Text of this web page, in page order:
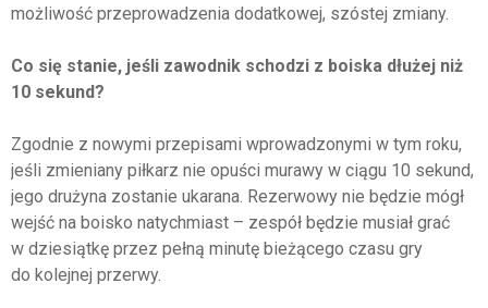
możliwość przeprowadzenia dodatkowej, szóstej zmiany.
Co się stanie, jeśli zawodnik schodzi z boiska dłużej niż
10 sekund?
Zgodnie z nowymi przepisami wprowadzonymi w tym roku,
jeśli zmieniany piłkarz nie opuści murawy w ciągu 10 sekund,
jego drużyna zostanie ukarana. Rezerwowy nie będzie mógł
wejść na boisko natychmiast – zespół będzie musiał grać
w dziesiątkę przez pełną minutę bieżącego czasu gry
do kolejnej przerwy.